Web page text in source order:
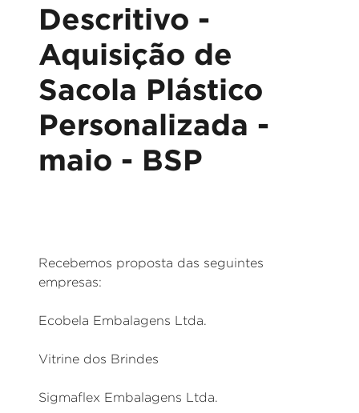
Descritivo -
Aquisição de
Sacola Plástico
Personalizada -
maio - BSP
Recebemos proposta das seguintes
empresas:
Ecobela Embalagens Ltda.
Vitrine dos Brindes
Sigmaflex Embalagens Ltda.